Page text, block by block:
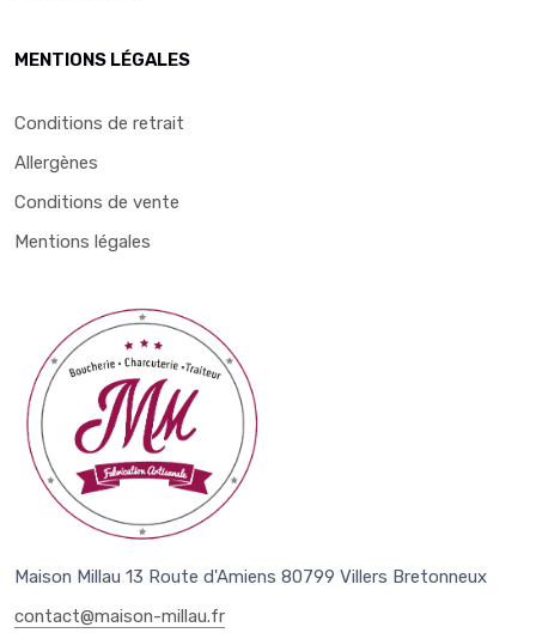
MENTIONS LÉGALES
Conditions de retrait
Allergènes
Conditions de vente
Mentions légales
Maison Millau 13 Route d'Amiens 80799 Villers Bretonneux
contact@maison-millau.fr